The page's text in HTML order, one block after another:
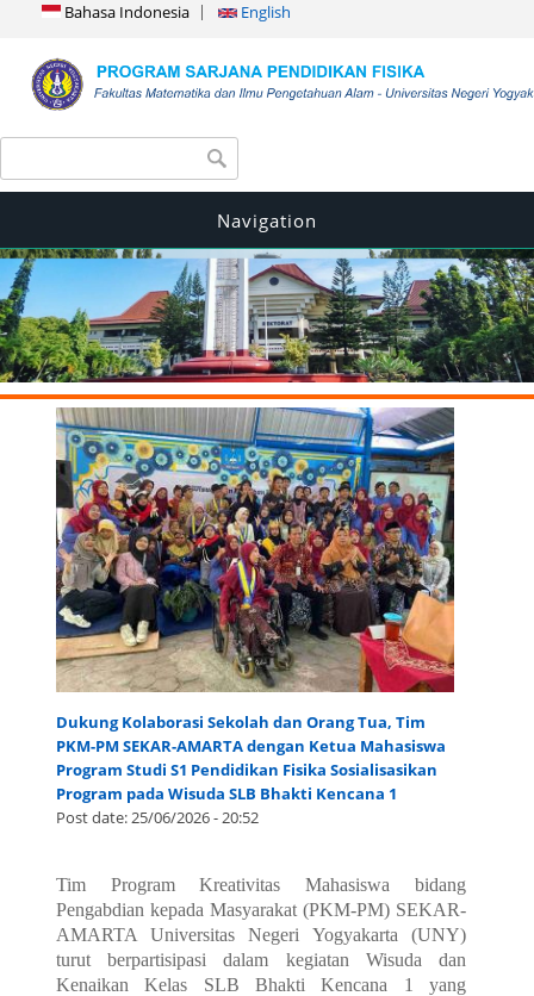
Bahasa Indonesia English
Search form
Navigation
Dukung Kolaborasi Sekolah dan Orang Tua, Tim
PKM-PM SEKAR-AMARTA dengan Ketua Mahasiswa
Program Studi S1 Pendidikan Fisika Sosialisasikan
Program pada Wisuda SLB Bhakti Kencana 1
Post date:25/06/2026 - 20:52
Tim Program Kreativitas Mahasiswa bidang
Pengabdian kepada Masyarakat (PKM-PM) SEKAR-
AMARTA Universitas Negeri Yogyakarta (UNY)
turut berpartisipasi dalam kegiatan Wisuda dan
Kenaikan Kelas SLB Bhakti Kencana 1 yang